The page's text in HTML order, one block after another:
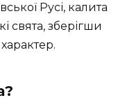
Русі, калита
свята, зберігши